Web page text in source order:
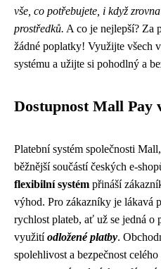
vše, co potřebujete, i když
prostředků. A co je nejlepší? Za
žádné poplatky! Využijte všech
systému a užijte si pohodlný a
Dostupnost Mall Pay
Platební systém společnosti
běžnější součástí českých e-
flexibilní systém přináší
výhod. Pro zákazníky je lákavá
rychlost plateb, ať už se jedná o
využitíodložené platby.
spolehlivost a bezpečnost